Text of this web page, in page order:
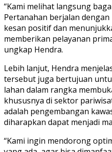
“Kami melihat langsung
Pertanahan berjalan
kesan positif dan
memberikan pelayanan
ungkap Hendra.
Lebih lanjut, Hendra
tersebut juga bertujuan
lahan dalam rangka
khususnya di sektor
adalah pengembangan
diharapkan dapat menjadi
“Kami ingin mendorong